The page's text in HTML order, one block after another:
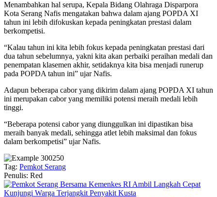
Menambahkan hal serupa, Kepala Bidang Olahraga Disparpora
Kota Serang Nafis mengatakan bahwa dalam ajang POPDA XI
tahun ini lebih difokuskan kepada peningkatan prestasi dalam
berkompetisi.
“Kalau tahun ini kita lebih fokus kepada peningkatan prestasi dari
dua tahun sebelumnya, yakni kita akan perbaiki peraihan medali dan
penempatan klasemen akhir, setidaknya kita bisa menjadi runerup
pada POPDA tahun ini” ujar Nafis.
Adapun beberapa cabor yang dikirim dalam ajang POPDA XI tahun
ini merupakan cabor yang memiliki potensi meraih medali lebih
tinggi.
“Beberapa potensi cabor yang diunggulkan ini dipastikan bisa
meraih banyak medali, sehingga atlet lebih maksimal dan fokus
dalam berkompetisi” ujar Nafis.
Tag: Pemkot Serang
Penulis: Red